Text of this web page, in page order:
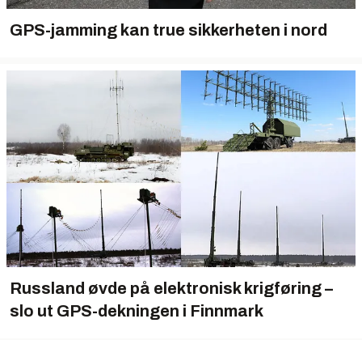
GPS-jamming kan true sikkerheten i nord
Russland øvde på elektronisk krigføring –
slo ut GPS-dekningen i Finnmark